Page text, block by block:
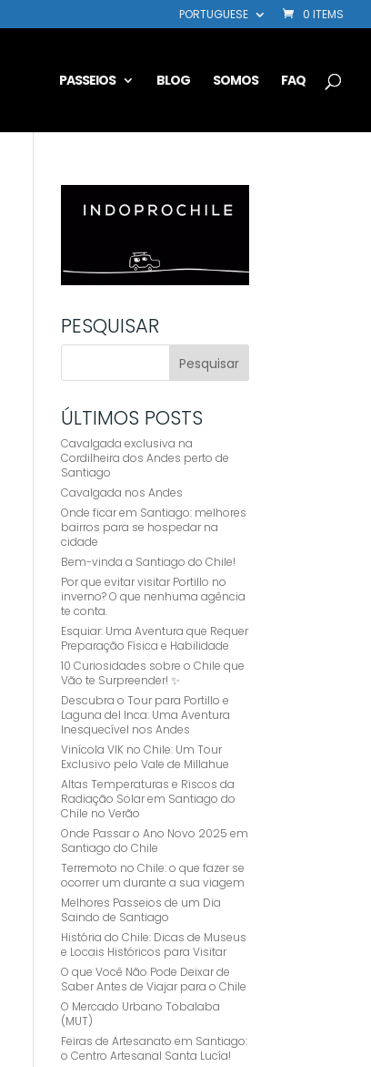
PORTUGUESE 0 ITEMS
PASSEIOS BLOG SOMOS FAQ
PESQUISAR
ÚLTIMOS POSTS
Cavalgada exclusiva na
Cordilheira dos Andes perto de
Santiago
Cavalgada nos Andes
Onde ficar em Santiago: melhores
bairros para se hospedar na
cidade
Bem-vinda a Santiago do Chile!
Por que evitar visitar Portillo no
inverno? O que nenhuma agência
te conta.
Esquiar: Uma Aventura que Requer
Preparação Física e Habilidade
10 Curiosidades sobre o Chile que
Vão te Surpreender! ✨
Descubra o Tour para Portillo e
Laguna del Inca: Uma Aventura
Inesquecível nos Andes
Vinícola VIK no Chile: Um Tour
Exclusivo pelo Vale de Millahue
Altas Temperaturas e Riscos da
Radiação Solar em Santiago do
Chile no Verão
Onde Passar o Ano Novo 2025 em
Santiago do Chile
Terremoto no Chile: o que fazer se
ocorrer um durante a sua viagem
Melhores Passeios de um Dia
Saindo de Santiago
História do Chile: Dicas de Museus
e Locais Históricos para Visitar
O que Você Não Pode Deixar de
Saber Antes de Viajar para o Chile
O Mercado Urbano Tobalaba
(MUT)
Feiras de Artesanato em Santiago:
o Centro Artesanal Santa Lucía!